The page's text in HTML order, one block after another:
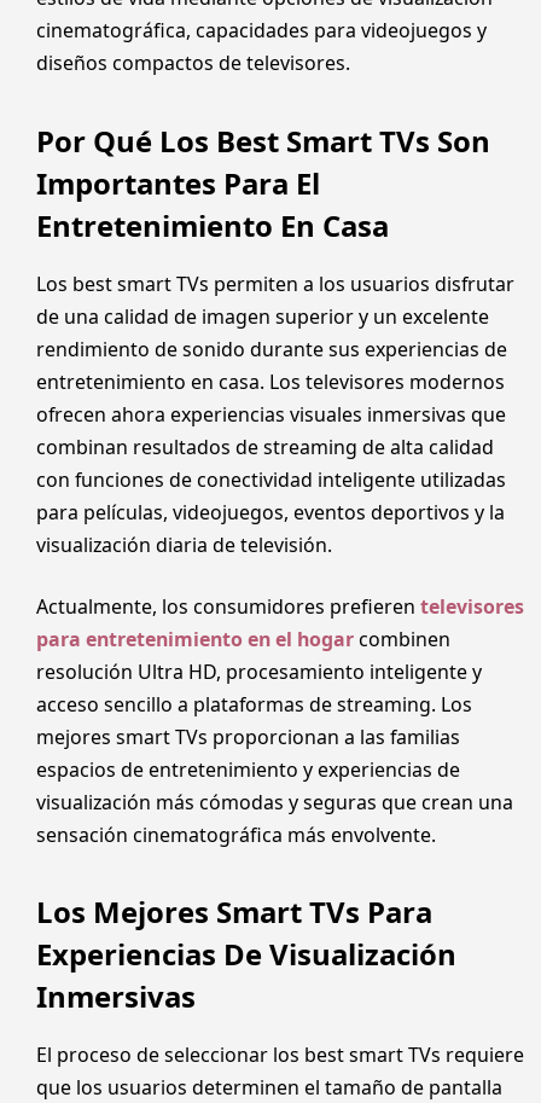
cinematográfica, capacidades para videojuegos y
diseños compactos de televisores.
Por Qué Los Best Smart TVs Son
Importantes Para El
Entretenimiento En Casa
Los best smart TVs permiten a los usuarios disfrutar
de una calidad de imagen superior y un excelente
rendimiento de sonido durante sus experiencias de
entretenimiento en casa. Los televisores modernos
ofrecen ahora experiencias visuales inmersivas que
combinan resultados de streaming de alta calidad
con funciones de conectividad inteligente utilizadas
para películas, videojuegos, eventos deportivos y la
visualización diaria de televisión.
Actualmente, los consumidores prefieren televisores
para entretenimiento en el hogarcombinen
resolución Ultra HD, procesamiento inteligente y
acceso sencillo a plataformas de streaming. Los
mejores smart TVs proporcionan a las familias
espacios de entretenimiento y experiencias de
visualización más cómodas y seguras que crean una
sensación cinematográfica más envolvente.
Los Mejores Smart TVs Para
Experiencias De Visualización
Inmersivas
El proceso de seleccionar los best smart TVs requiere
que los usuarios determinen el tamaño de pantalla